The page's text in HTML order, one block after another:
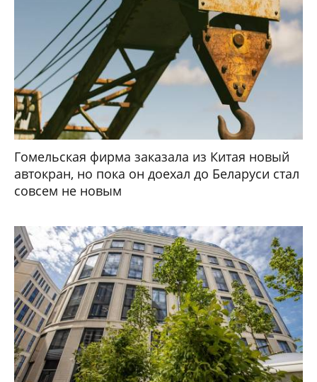
Гомельская фирма заказала из Китая новый
автокран, но пока он доехал до Беларуси стал
совсем не новым